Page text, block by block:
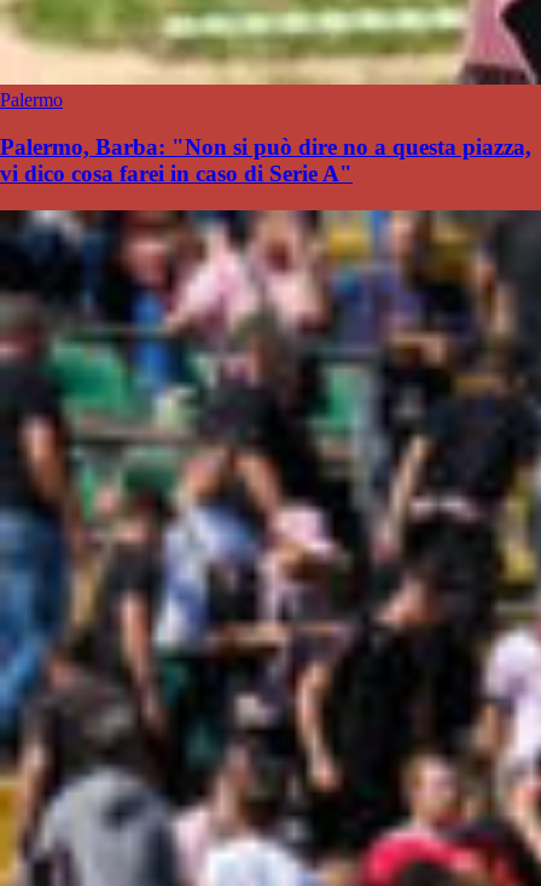
Palermo
Palermo, Barba: "Non si può dire no a questa piazza,
vi dico cosa farei in caso di Serie A"